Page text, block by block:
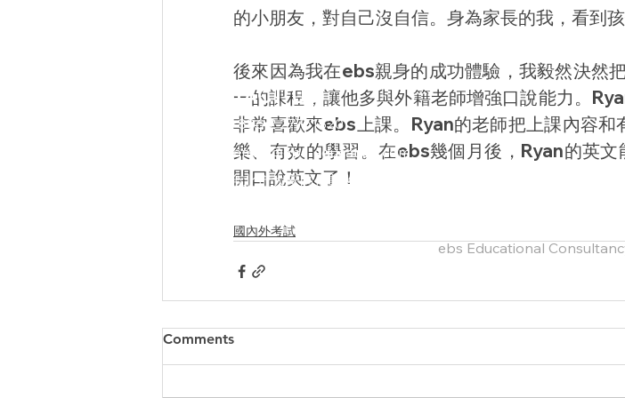
的小朋友，對自己沒自信。身為家長的我，看到
後來因為我在ebs親身的成功體驗，我毅然決然
一的課程，讓他多與外籍老師增強口說能力。
非常喜歡來ebs上課。Ryan的老師把上課內容和
樂、有效的學習。在ebs幾個月後，Ryan的英
開口說英文了！
國內外考試
Comments
CONTACT US
電話：+886 2 27751820
family@ebs-education.com
​地址：台北市大安區信義路四段256號7樓之2
ebs Educational